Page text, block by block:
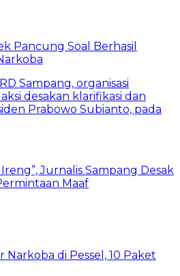
Pancung Soal Berhasil
Jurnalis Sampang Desak
Maaf
Narkoba di Pessel, 10 Paket